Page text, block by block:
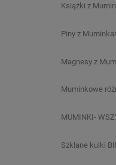
Książki z
Piny z
Magnesy z
Muminkowe
MUMINKI-
Szklane kulki